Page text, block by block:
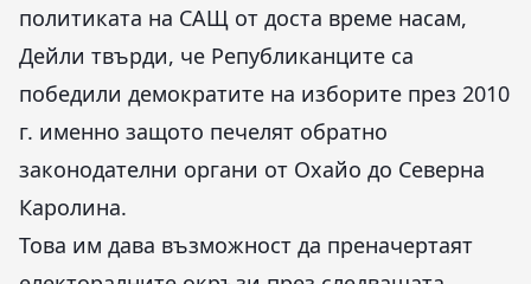
политиката на САЩ от доста време насам,
Дейли твърди, че Републиканците са
победили демократите на изборите през 2010
г. именно защото печелят обратно
законодателни органи от Охайо до Северна
Каролина.
Това им дава възможност да преначертаят